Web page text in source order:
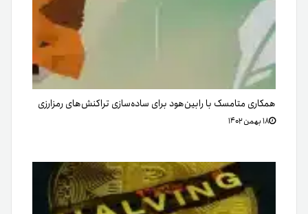
همکاری متامسک با رابین‌هود برای ساده‌سازی تراکنش‌های رمزارزی
۱۸ بهمن ۱۴۰۲